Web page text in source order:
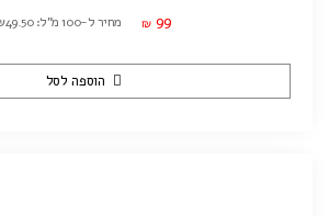
₪ 99 מחיר ל-100 מ"ל: ₪49.50
הוספה לסל